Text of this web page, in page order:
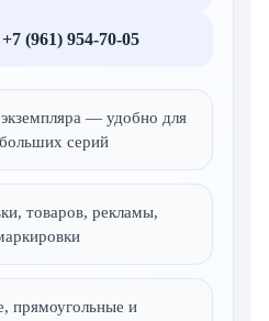
(961) 954-70-05
— удобно для
серий
товаров, рекламы,
прямоугольные и